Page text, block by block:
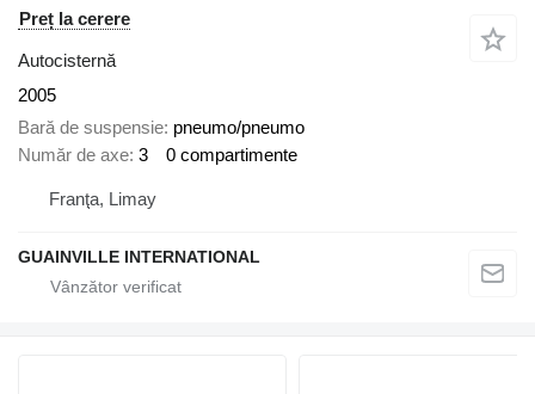
Preț la cerere
Autocisternă
2005
Bară de suspensie pneumo/pneumo
Număr de axe 3 0 compartimente
Franţa, Limay
GUAINVILLE INTERNATIONAL